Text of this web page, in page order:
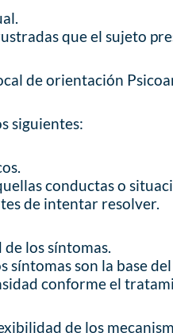
que el sujeto
de orientación
siguientes:
conductas o
de intentar resolver.
los síntomas.
síntomas son la base
conforme el
de los